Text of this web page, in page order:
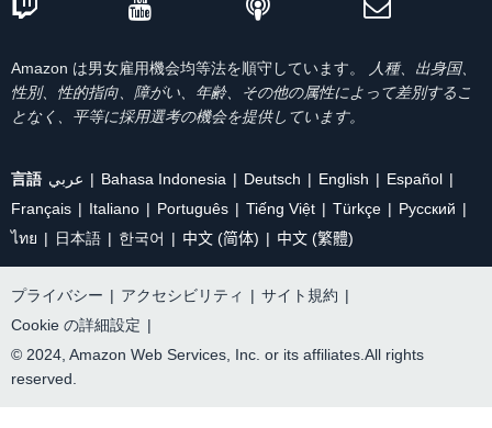
Amazon は男女雇用機会均等法を順守しています。
人種、出身国、
性別、性的指向、障がい、年齢、その他の属性によって差別するこ
となく、平等に採用選考の機会を提供しています。
言語 عربي Bahasa Indonesia Deutsch English
Español
Français
Italiano Português Tiếng Việt Türkçe
Ρусский
ไทย
日本語 한국어 中文 (简体) 中文 (繁體)
プライバシー | アクセシビリティ | サイト規約 |
Cookie の詳細設定 |
© 2024, Amazon Web Services, Inc. or its affiliates.All rights
reserved.